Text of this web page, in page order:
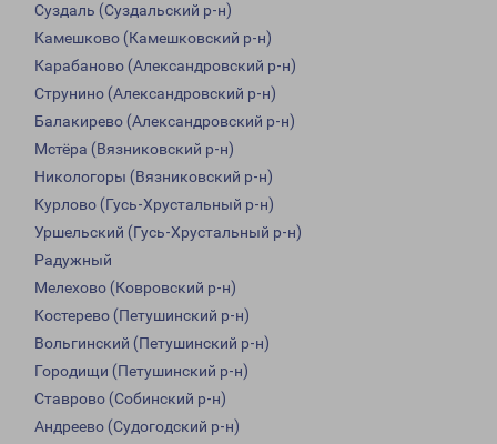
Суздаль (Суздальский р-н)
Камешково (Камешковский р-н)
Карабаново (Александровский р-н)
Струнино (Александровский р-н)
Балакирево (Александровский р-н)
Мстёра (Вязниковский р-н)
Никологоры (Вязниковский р-н)
Курлово (Гусь-Хрустальный р-н)
Уршельский (Гусь-Хрустальный р-н)
Радужный
Мелехово (Ковровский р-н)
Костерево (Петушинский р-н)
Вольгинский (Петушинский р-н)
Городищи (Петушинский р-н)
Ставрово (Собинский р-н)
Андреево (Судогодский р-н)